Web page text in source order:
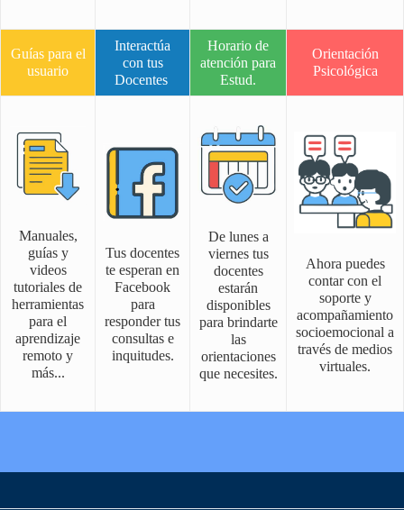
Guías para el
usuario
Interactúa
con tus
Docentes
Horario de
atención para
Estud.
Orientación
Psicológica
Manuales,
guías y
videos
tutoriales de
herramientas
para el
aprendizaje
remoto y
más...
Tus docentes
te esperan en
Facebook
para
responder tus
consultas e
inquitudes.
De lunes a
viernes tus
docentes
estarán
disponibles
para brindarte
las
orientaciones
que necesites.
Ahora puedes
contar con el
soporte y
acompañamiento
socioemocional a
través de medios
virtuales.